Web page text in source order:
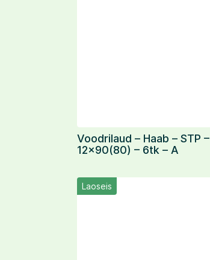
Voodrilaud – Haab – STP –
12×90(80) – 6tk – A
Laoseis